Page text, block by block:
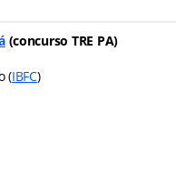
(concurso TRE PA)
(IBFC)